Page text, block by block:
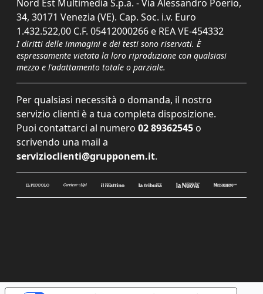
Nord Est Multimedia S.p.a. - Via Alessandro Poerio,
34, 30171 Venezia (VE). Cap. Soc. i.v. Euro
1.432.522,00 C.F. 05412000266 e REA VE-454332
I diritti delle immagini e dei testi sono riservati. È
espressamente vietata la loro riproduzione con qualsiasi
mezzo e l'adattamento totale o parziale.
Per qualsiasi necessità o domanda, il nostro
servizio clienti è a tua completa disposizione.
Puoi contattarci al numero 02 89362545 o
scrivendo una mail a
servizioclienti@grupponem.it.